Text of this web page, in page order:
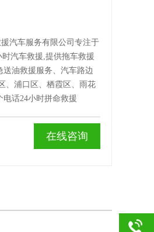
援汽车服务有限公司专注于
汽车救援,提供拖车救援
油救援服务、汽车路边
、浦口区、栖霞区、雨花
话24小时拼命救援
在线咨询